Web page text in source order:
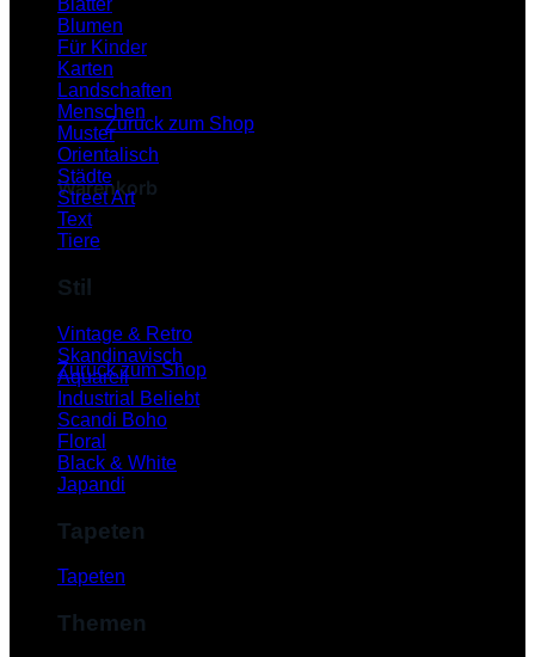
Es befinden sich keine Produkte im Warenkorb.
Zurück zum Shop
Warenkorb
Es befinden sich keine Produkte im Warenkorb.
Zurück zum Shop
Blätter
Blumen
Für Kinder
Karten
Landschaften
Menschen
Muster
Orientalisch
Städte
Street Art
Text
Tiere
Stil
Vintage & Retro
Skandinavisch
Aquarell
Industrial
Scandi Boho
Floral
Black & White
Japandi
Tapeten
Tapeten
Themen